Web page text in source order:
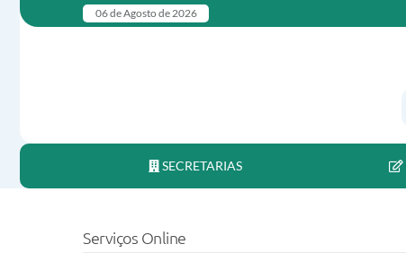
06 de Agosto de 2026
SECRETARIAS
Serviços Online